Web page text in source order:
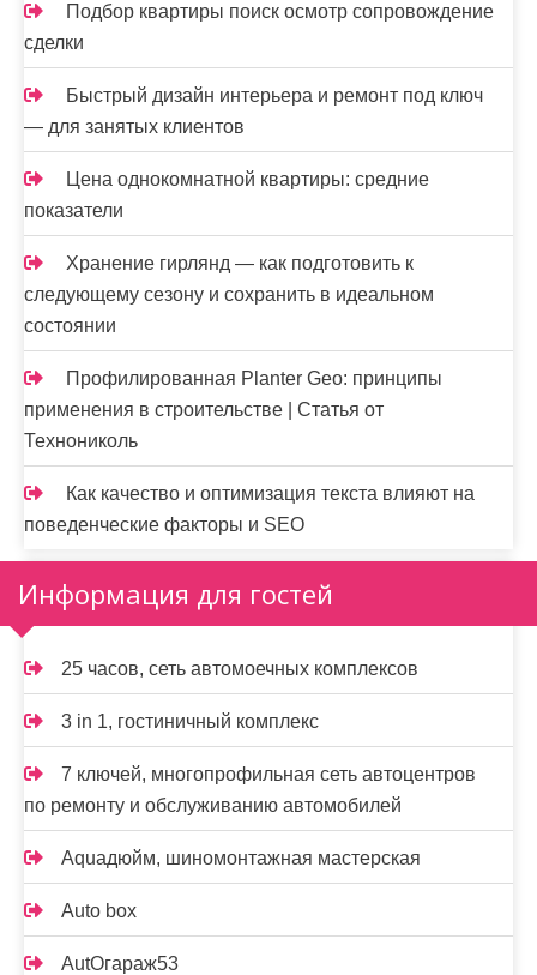
Подбор квартиры поиск осмотр сопровождение
сделки
Быстрый дизайн интерьера и ремонт под ключ
— для занятых клиентов
Цена однокомнатной квартиры: средние
показатели
Хранение гирлянд — как подготовить к
следующему сезону и сохранить в идеальном
состоянии
Профилированная Planter Geo: принципы
применения в строительстве | Статья от
Технониколь
Как качество и оптимизация текста влияют на
поведенческие факторы и SEO
Информация для гостей
25 часов, сеть автомоечных комплексов
3 in 1, гостиничный комплекс
7 ключей, многопрофильная сеть автоцентров
по ремонту и обслуживанию автомобилей
Aquaдюйм, шиномонтажная мастерская
Auto box
AutOгараж53